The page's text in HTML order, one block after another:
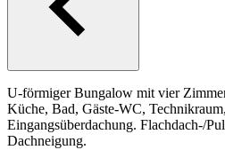
U-förmiger Bungalow mit vier
Küche, Bad, Gäste-WC,
Eingangsüberdachung. Flachdach-/
Dachneigung.